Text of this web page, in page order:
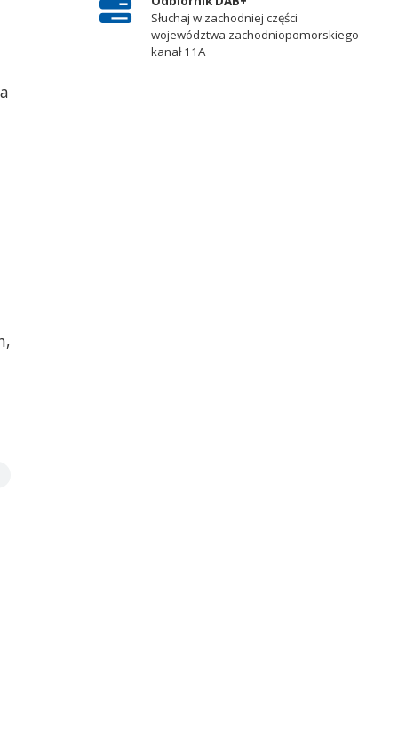
Słuchaj w zachodniej części
województwa zachodniopomorskiego -
kanał 11A